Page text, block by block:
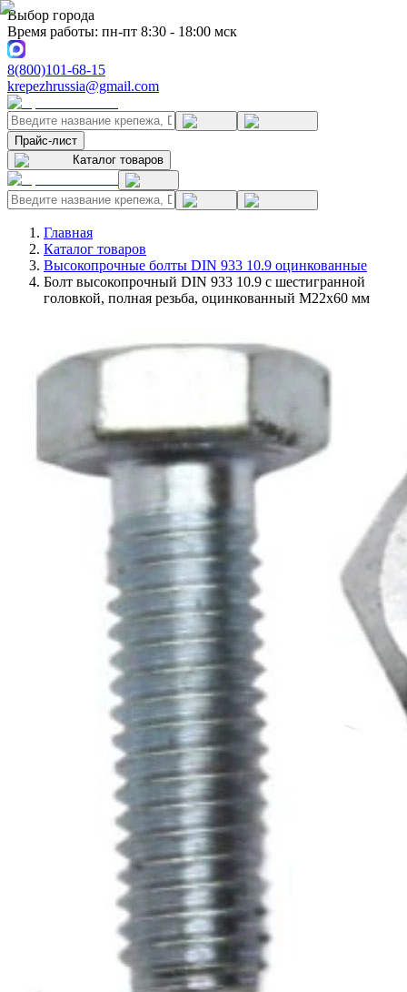
Выбор города
Время работы: пн-пт 8:30 - 18:00 мск
8(800)101-68-15
krepezhrussia@gmail.com
Прайс-лист
Каталог товаров
Главная
Каталог товаров
Высокопрочные болты DIN 933 10.9 оцинкованные
Болт высокопрочный DIN 933 10.9 с шестигранной
головкой, полная резьба, оцинкованный M22x60 мм